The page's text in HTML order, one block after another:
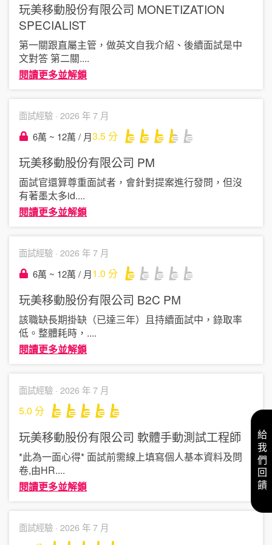
玩美移動股份有限公司 MONETIZATION
SPECIALIST
第一關跟直屬主管，做英文自我介紹、後續面試是中
文對答 第二關....
閱讀更多並解鎖
面試經驗 · 2026 年 7 月
6萬 ~ 12萬 / 月3.5分
玩美移動股份有限公司 PM
面試官還算尊重面試者，會針對提案進行發問，但沒
有著墨太多id....
閱讀更多並解鎖
面試經驗 · 2026 年 7 月
6萬 ~ 12萬 / 月1.0 分
玩美移動股份有限公司 B2C PM
該職缺長期掛缺（已達三年）且持續面試中，錄取率
低。整體耗時， ....
閱讀更多並解鎖
面試經驗 · 2026 年 7 月
5.0 分
玩美移動股份有限公司 軟體手動測試工程師
*此為一面心得* 面試前需線上填寫個人基本資料及問
卷,由HR....
閱讀更多並解鎖
面試經驗 · 2026 年 7 月
給我們回饋